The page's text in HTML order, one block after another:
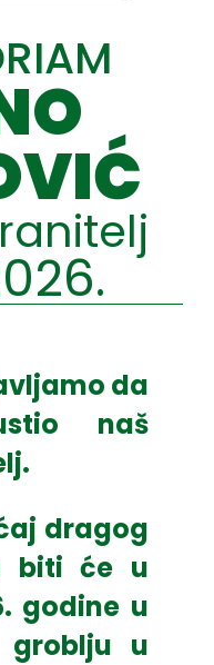
da
naš
dragog
biti će u
godine u
u